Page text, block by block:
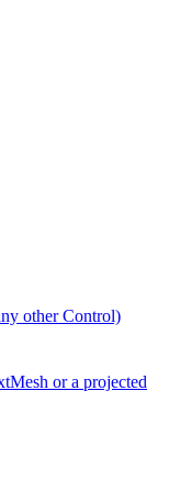
other Control)
or a projected